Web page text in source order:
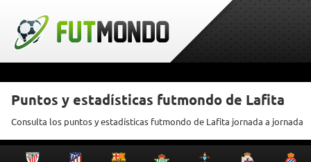
Puntos y estadísticas futmondo de Lafita
Consulta los puntos y estadísticas futmondo de Lafita jornada a jornada